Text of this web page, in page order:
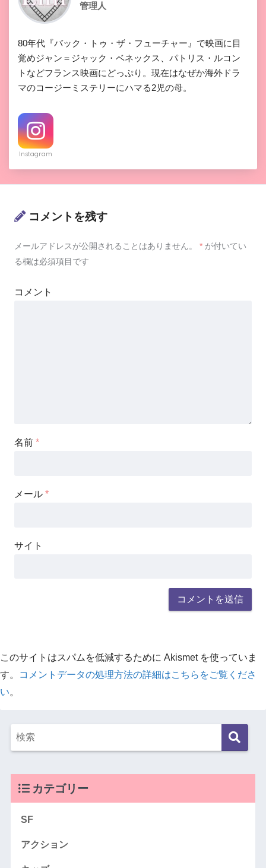
管理人
80年代『バック・トゥ・ザ・フューチャー』で映画に目
覚めジャン＝ジャック・ベネックス、パトリス・ルコン
トなどフランス映画にどっぷり。現在はなぜか海外ドラ
マのコージーミステリーにハマる2児の母。
Instagram
コメントを残す
メールアドレスが公開されることはありません。 * が付いてい
る欄は必須項目です
コメント
名前 *
メール *
サイト
このサイトはスパムを低減するために Akismet を使っていま
す。
コメントデータの処理方法の詳細はこちらをご覧くださ
い。
カテゴリー
SF
アクション